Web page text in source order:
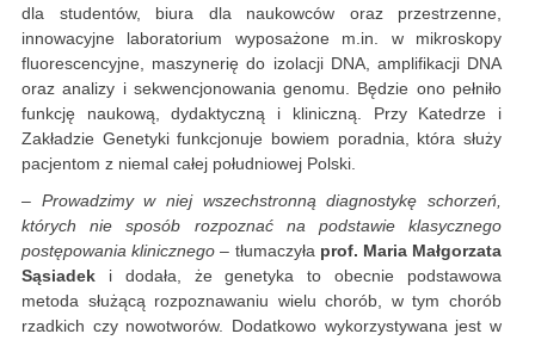
dla studentów, biura dla naukowców oraz przestrzenne,
innowacyjne laboratorium wyposażone m.in. w mikroskopy
fluorescencyjne, maszynerię do izolacji DNA, amplifikacji DNA
oraz analizy i sekwencjonowania genomu. Będzie ono pełniło
funkcję naukową, dydaktyczną i kliniczną. Przy Katedrze i
Zakładzie Genetyki funkcjonuje bowiem poradnia, która służy
pacjentom z niemal całej południowej Polski.
– Prowadzimy w niej wszechstronną diagnostykę schorzeń,
których nie sposób rozpoznać na podstawie klasycznego
postępowania klinicznego – tłumaczyła prof. Maria Małgorzata
Sąsiadek i dodała, że genetyka to obecnie podstawowa
metoda służącą rozpoznawaniu wielu chorób, w tym chorób
rzadkich czy nowotworów. Dodatkowo wykorzystywana jest w